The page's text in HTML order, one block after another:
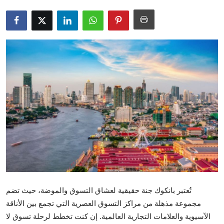
News Network
Submit Press Release
Health
Guest Posting
Advertise with US
Crypto
Business
Finance
Tech
تُعتبر بانكوك جنة حقيقية لعشاق التسوق والموضة، حيث تضم
مجموعة مذهلة من مراكز التسوق العصرية التي تجمع بين الأناقة
الآسيوية والعلامات التجارية العالمية. إن كنت تخطط لرحلة تسوق لا